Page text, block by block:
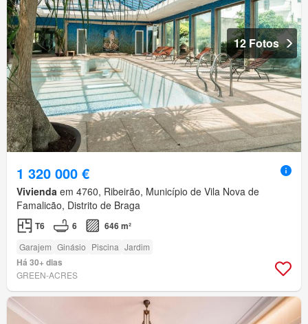
12 Fotos
1 320 000 €
Vivienda em 4760, Ribeirão, Município de Vila Nova de
Famalicão, Distrito de Braga
T6 6 646 m²
Garajem Ginásio Piscina Jardim
Há 30+ dias
GREEN-ACRES